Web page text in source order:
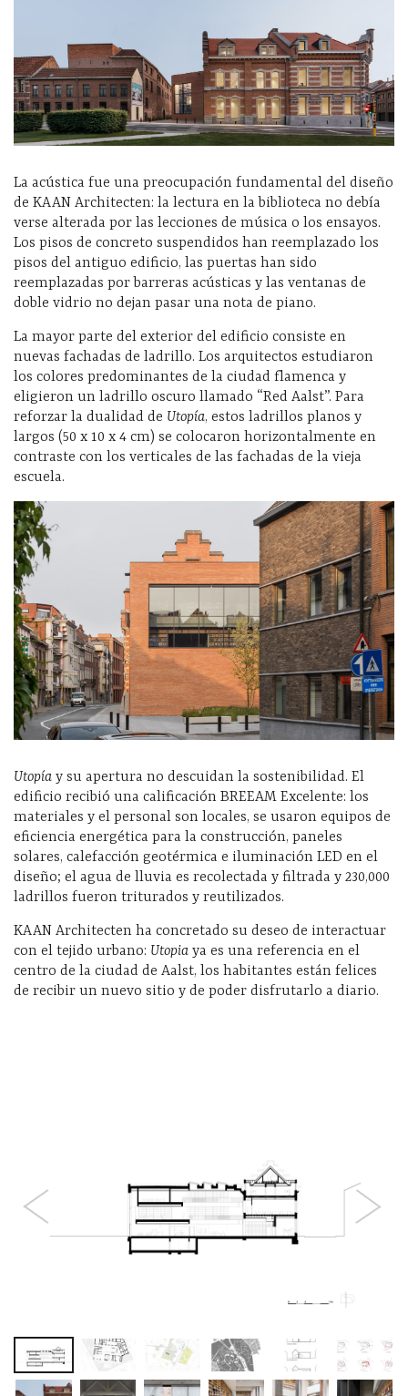
La acústica fue una preocupación fundamental del diseño
de KAAN Architecten: la lectura en la biblioteca no debía
verse alterada por las lecciones de música o los ensayos.
Los pisos de concreto suspendidos han reemplazado los
pisos del antiguo edificio, las puertas han sido
reemplazadas por barreras acústicas y las ventanas de
doble vidrio no dejan pasar una nota de piano.
La mayor parte del exterior del edificio consiste en
nuevas fachadas de ladrillo. Los arquitectos estudiaron
los colores predominantes de la ciudad flamenca y
eligieron un ladrillo oscuro llamado “Red Aalst”. Para
reforzar la dualidad de Utopía, estos ladrillos planos y
largos (50 x 10 x 4 cm) se colocaron horizontalmente en
contraste con los verticales de las fachadas de la vieja
escuela.
Utopía y su apertura no descuidan la sostenibilidad. El
edificio recibió una calificación BREEAM Excelente: los
materiales y el personal son locales, se usaron equipos de
eficiencia energética para la construcción, paneles
solares, calefacción geotérmica e iluminación LED en el
diseño; el agua de lluvia es recolectada y filtrada y 230,000
ladrillos fueron triturados y reutilizados.
KAAN Architecten ha concretado su deseo de interactuar
con el tejido urbano: Utopia ya es una referencia en el
centro de la ciudad de Aalst, los habitantes están felices
de recibir un nuevo sitio y de poder disfrutarlo a diario.